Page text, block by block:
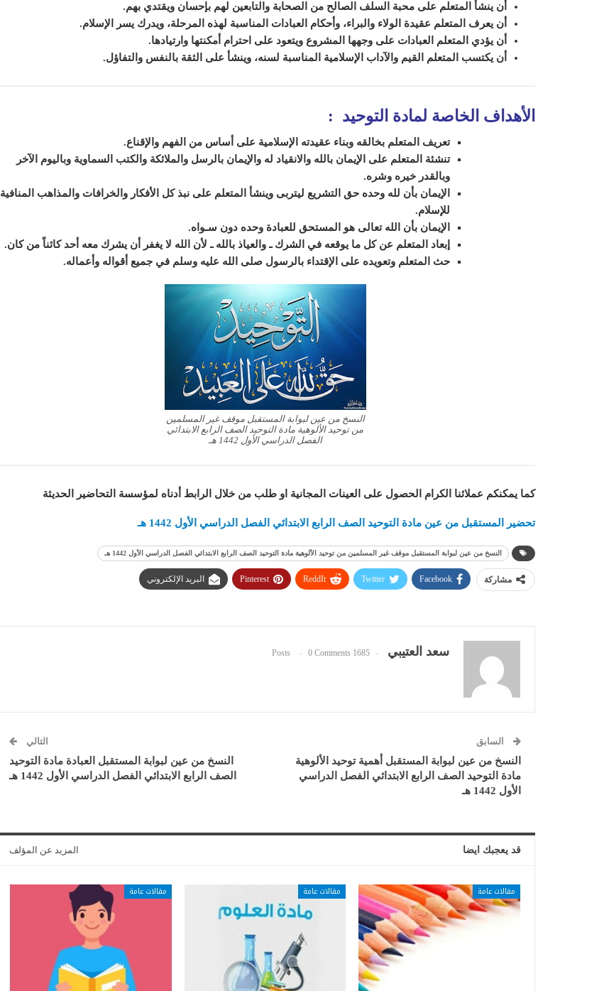
أن ينشأ المتعلم على محبة السلف الصالح من الصحابة والتابعين لهم بإحسان ويقتدي بهم.
أن يعرف المتعلم عقيدة الولاء والبراء، وأحكام العبادات المناسبة لهذه المرحلة، ويدرك يسر الإسلام.
أن يؤدي المتعلم العبادات على وجهها المشروع ويتعود على احترام أمكنتها وارتيادها.
أن يكتسب المتعلم القيم والآداب الإسلامية المناسبة لسنه، وينشأ على الثقة بالنفس والتفاؤل.
الأهداف الخاصة لمادة التوحيد :
تعريف المتعلم بخالقه وبناء عقيدته الإسلامية على أساس من الفهم والإقناع.
تنشئة المتعلم على الإيمان بالله والانقياد له والإيمان بالرسل والملائكة والكتب السماوية وباليوم الآخر
وبالقدر خيره وشره.
الإيمان بأن لله وحده حق التشريع ليتربى وينشأ المتعلم على نبذ كل الأفكار والخرافات والمذاهب المنافية
للإسلام.
الإيمان بأن الله تعالى هو المستحق للعبادة وحده دون سـواه.
إبعاد المتعلم عن كل ما يوقعه في الشرك ـ والعياذ بالله ـ لأن الله لا يغفر أن يشرك معه أحد كائناً من كان.
حث المتعلم وتعويده على الإقتداء بالرسول صلى الله عليه وسلم في جميع أقواله وأعماله.
النسخ من عين لبوابة المستقبل موقف غير المسلمين
من توحيد الألوهية مادة التوحيد الصف الرابع الابتدائي
الفصل الدراسي الأول 1442 هـ
كما يمكنكم عملائنا الكرام الحصول على العينات المجانية او طلب من خلال الرابط أدناه لمؤسسة التحاضير الحديثة
تحضير المستقبل من عين مادة التوحيد الصف الرابع الابتدائي الفصل الدراسي الأول 1442 هـ
النسخ من عين لبوابة المستقبل موقف غير المسلمين من توحيد الألوهية مادة التوحيد الصف الرابع الابتدائي الفصل الدراسي الأول 1442 هـ
مشاركة Facebook
Twitter
ReddIt
Pinterest البريد الإلكتروني
سعد العتيبي 1685 Posts
0 Comments
السابق
النسخ من عين لبوابة المستقبل أهمية توحيد الألوهية
مادة التوحيد الصف الرابع الابتدائي الفصل الدراسي
الأول 1442 هـ
التالي
النسخ من عين لبوابة المستقبل العبادة مادة التوحيد
الصف الرابع الابتدائي الفصل الدراسي الأول 1442 هـ
قد يعجبك ايضا المزيد عن المؤلف
مقالات عامة مقالات عامة مقالات عامة